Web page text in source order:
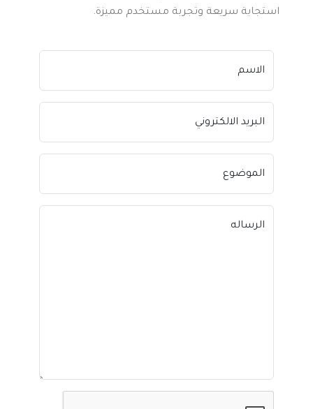
استجابة سريعة وتجربة مستخدم مميزة.
الاسم
البريد الالكتروني
الموضوع
الرساله